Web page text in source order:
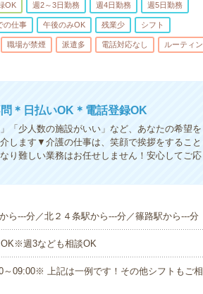
OK 週2～3日勤務 週4日勤務 週5日勤務
の仕事 午後のみOK 残業少 シフト
職場が禁煙 派遣多 電話対応なし ルーティン
＊日払いOK＊電話登録OK
「少人数の施設がいい」など、あなたの希望を
します▼介護の仕事は、笑顔で挨拶をすること
り難しい業務はお任せしません！安心してご応
ら---分／北２４条駅から---分／篠路駅から---分
週3なども相談OK
～09:00※ 上記は一例です！その他シフトもご相